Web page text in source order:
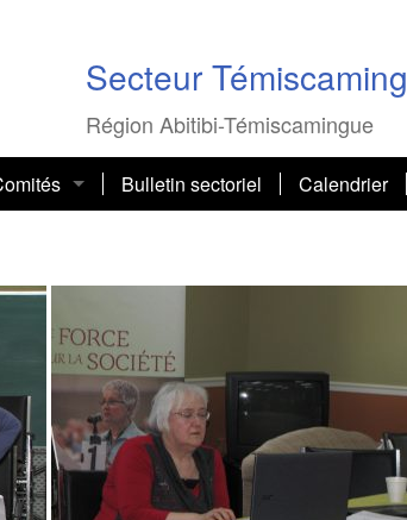
Secteur
Région Abitibi-Témiscamingue
Pauline Dupont
des femmes, Estelle Caza
social, Hélène L. Sarrazin
des hommes
et développement durable,
Bulletin sectoriel Calendrier